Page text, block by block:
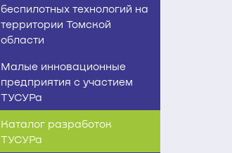
беспилотных технологий на
территории Томской
области
Малые инновационные
предприятия с участием
ТУСУРа
Каталог разработок
ТУСУРа